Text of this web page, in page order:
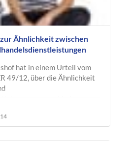
Ähnlichkeit zwischen
hat in einem Urteil vom
49/12, über die Ähnlichkeit
entschieden.